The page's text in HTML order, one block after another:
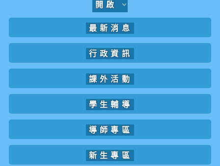
開啟
最新消息
行政資訊
課外活動
學生輔導
導師專區
新生專區